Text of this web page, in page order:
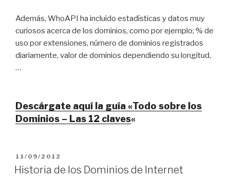
Además, WhoAPI ha incluido estadísticas y datos muy
curiosos acerca de los dominios, como por ejemplo; % de
uso por extensiones, número de dominios registrados
diariamente, valor de dominios dependiendo su longitud,
…
Descárgate aquí la guía «Todo sobre los
Dominios – Las 12 claves«
PUBLICADO
EL
11/09/2012
Historia de los Dominios de Internet